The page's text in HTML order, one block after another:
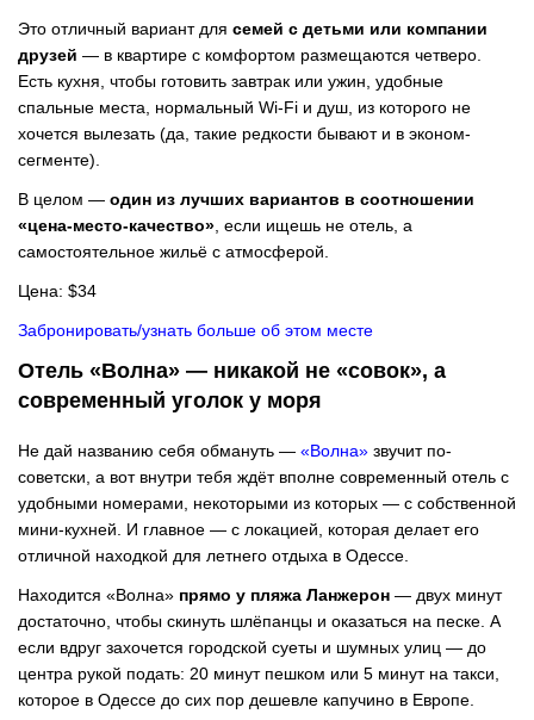
Это отличный вариант для семей с детьми или компании
друзей — в квартире с комфортом размещаются четверо.
Есть кухня, чтобы готовить завтрак или ужин, удобные
спальные места, нормальный Wi-Fi и душ, из которого не
хочется вылезать (да, такие редкости бывают и в эконом-
сегменте).
В целом — один из лучших вариантов в соотношении
«цена-место-качество» , если ищешь не отель, а
самостоятельное жильё с атмосферой.
Цена: $34
Забронировать/узнать больше об этом месте
Отель «Волна» — никакой не «совок», а
современный уголок у моря
Не дай названию себя обмануть — «Волна» звучит по-
советски, а вот внутри тебя ждёт вполне современный отель с
удобными номерами, некоторыми из которых — с собственной
мини-кухней. И главное — с локацией, которая делает его
отличной находкой для летнего отдыха в Одессе.
Находится «Волна» прямо у пляжа Ланжерон — двух минут
достаточно, чтобы скинуть шлёпанцы и оказаться на песке. А
если вдруг захочется городской суеты и шумных улиц — до
центра рукой подать: 20 минут пешком или 5 минут на такси,
которое в Одессе до сих пор дешевле капучино в Европе.